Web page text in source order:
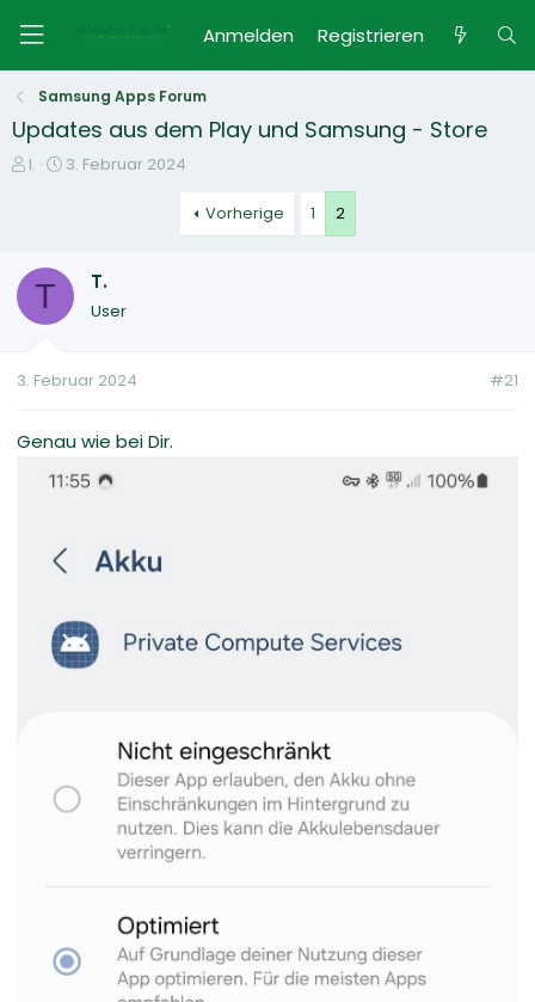
Anmelden Registrieren
Samsung Apps Forum
Updates aus dem Play und Samsung - Store
E
e
I.
E
l
m
3. Februar 2024
Vorherige 1 2
T T.
User
3. Februar 2024 #21
Genau wie bei Dir.